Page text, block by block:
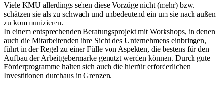
Viele KMU allerdings sehen diese Vorzüge nicht (mehr) bzw.
schätzen sie als zu schwach und unbedeutend ein um sie nach außen
zu kommunizieren.
In einem entsprechenden Beratungsprojekt mit Workshops, in denen
auch die Mitarbeitenden ihre Sicht des Unternehmens einbringen,
führt in der Regel zu einer Fülle von Aspekten, die bestens für den
Aufbau der Arbeitgebermarke genutzt werden können. Durch gute
Förderprogramme halten sich auch die hierfür erforderlichen
Investitionen durchaus in Grenzen.